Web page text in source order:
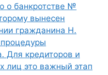
о банкротстве №
вынесен
гражданина Н.
Для кредиторов и
лиц это важный этап